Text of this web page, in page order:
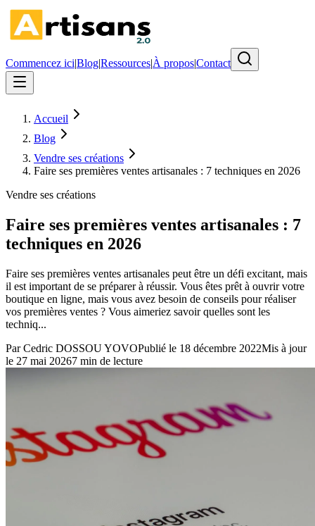
Commencez ici|Blog|Ressources|À propos|Contact
Accueil
Blog
Vendre ses créations
Faire ses premières ventes artisanales : 7 techniques en 2026
Vendre ses créations
Faire ses premières ventes artisanales : 7
techniques en 2026
Faire ses premières ventes artisanales peut être un défi excitant, mais
il est important de se préparer à réussir. Vous êtes prêt à ouvrir votre
boutique en ligne, mais vous avez besoin de conseils pour réaliser
vos premières ventes ? Vous aimeriez savoir quelles sont les
techniq...
ParCedric DOSSOU YOVOPublié le 18 décembre 2022Mis à jour
le 27 mai 20267 min de lecture